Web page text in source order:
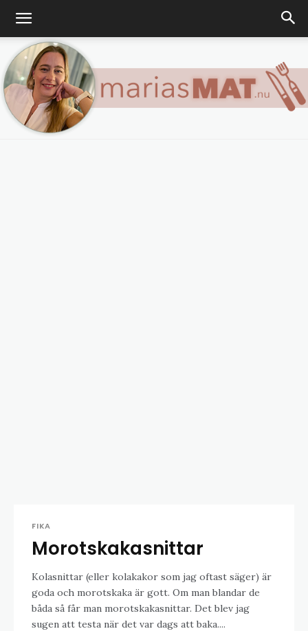
FIKA
Morotskakasnittar
Kolasnittar (eller kolakakor som jag oftast säger) är
goda och morotskaka är gott. Om man blandar de
båda så får man morotskakasnittar. Det blev jag
sugen att testa när det var dags att baka....